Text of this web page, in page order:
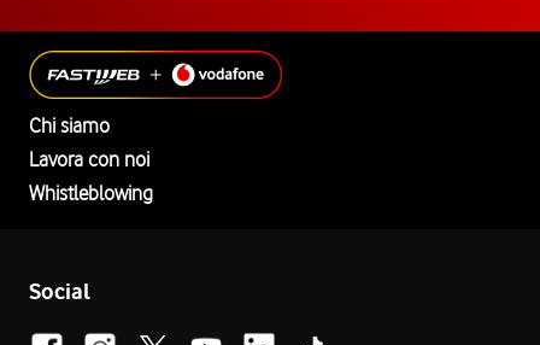
Chi siamo
Lavora con noi
Whistleblowing
Social